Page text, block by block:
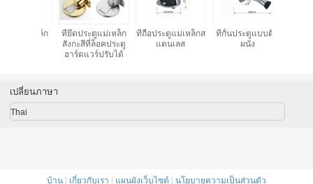
ที่ถือประตูแม่เหล็กส
แตนเลส
ที่กั้นประตูแบบติด
ผนัง
เฟอร์นิเจอร์
ฮาร์ดแวร์ อุปกรณ์
เปลี่ยนภาษา
Thai
บ้าน | เกี่ยวกับเรา | แผนผังเว็บไซต์ | นโยบายความเป็นส่วนตัว